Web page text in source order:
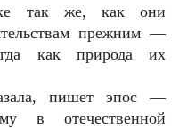
так же, как они
прежним —
как природа их
пишет эпос —
в отечественной